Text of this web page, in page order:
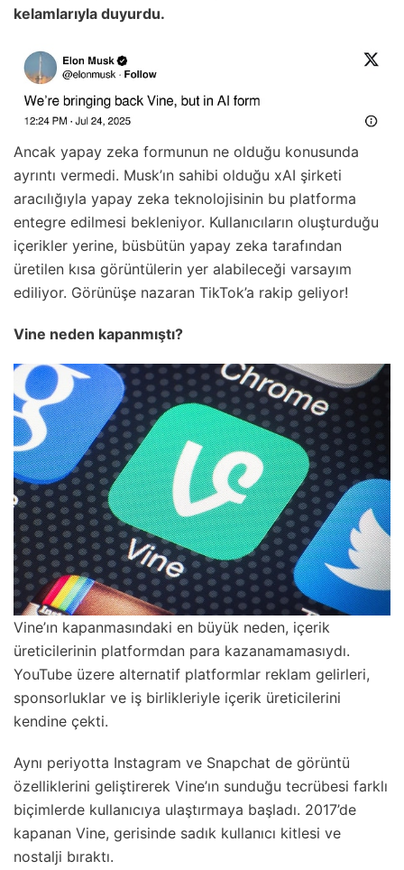
kelamlarıyla duyurdu.
Ancak yapay zeka formunun ne olduğu konusunda
ayrıntı vermedi. Musk’ın sahibi olduğu xAI şirketi
aracılığıyla yapay zeka teknolojisinin bu platforma
entegre edilmesi bekleniyor. Kullanıcıların oluşturduğu
içerikler yerine, büsbütün yapay zeka tarafından
üretilen kısa görüntülerin yer alabileceği varsayım
ediliyor. Görünüşe nazaran TikTok’a rakip geliyor!
Vine neden kapanmıştı?
Vine’ın kapanmasındaki en büyük neden, içerik
üreticilerinin platformdan para kazanamamasıydı.
YouTube üzere alternatif platformlar reklam gelirleri,
sponsorluklar ve iş birlikleriyle içerik üreticilerini
kendine çekti.
Aynı periyotta Instagram ve Snapchat de görüntü
özelliklerini geliştirerek Vine’ın sunduğu tecrübesi farklı
biçimlerde kullanıcıya ulaştırmaya başladı. 2017’de
kapanan Vine, gerisinde sadık kullanıcı kitlesi ve
nostalji bıraktı.